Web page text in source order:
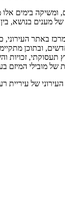
בנושא, בין
באתר
ובתוכן
תעסוקתי,
מובילי המיזם
של עיריית